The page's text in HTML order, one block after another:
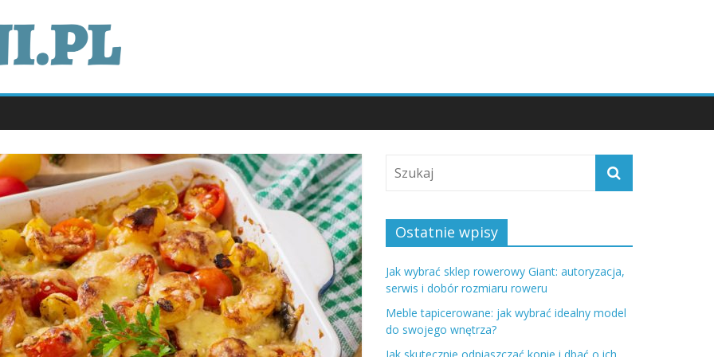
Ostatnie wpisy
Jak wybrać sklep rowerowy Giant: autoryzacja,
serwis i dobór rozmiaru roweru
Meble tapicerowane: jak wybrać idealny model
do swojego wnętrza?